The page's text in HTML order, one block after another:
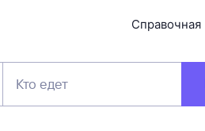
Справочная
Кто едет